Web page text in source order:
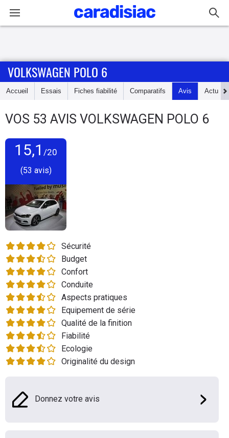
Accueil
Essais
Guide
Electriques
Utilitaires
Flottes
Auto
Services
Forum
Moto
Marques
VOLKSWAGEN POLO 6
Accueil Essais Fiches fiabilité Comparatifs Avis Actu
VOS 53 AVIS VOLKSWAGEN POLO 6
15,1 /20
(53 avis)
Sécurité
Budget
Confort
Conduite
Aspects pratiques
Equipement de série
Qualité de la finition
Fiabilité
Ecologie
Originalité du design
Donnez votre avis